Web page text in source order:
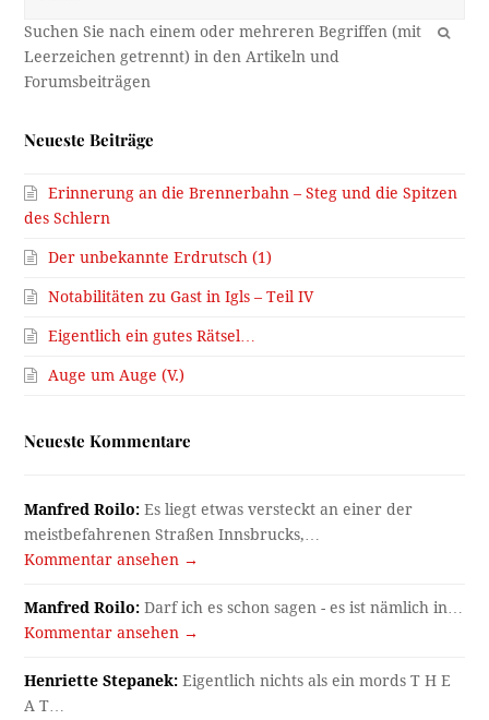
OK
Neueste Beiträge
Erinnerung an die Brennerbahn – Steg und die Spitzen
des Schlern
Der unbekannte Erdrutsch (1)
Notabilitäten zu Gast in Igls – Teil IV
Eigentlich ein gutes Rätsel…
Auge um Auge (V.)
Neueste Kommentare
Manfred Roilo: Es liegt etwas versteckt an einer der
meistbefahrenen Straßen Innsbrucks,…
Kommentar ansehen →
Manfred Roilo: Darf ich es schon sagen - es ist nämlich in…
Kommentar ansehen →
Henriette Stepanek: Eigentlich nichts als ein mords T H E
A T…